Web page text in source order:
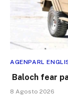
AGENPARL
Baloch fear
8 Agosto 2026